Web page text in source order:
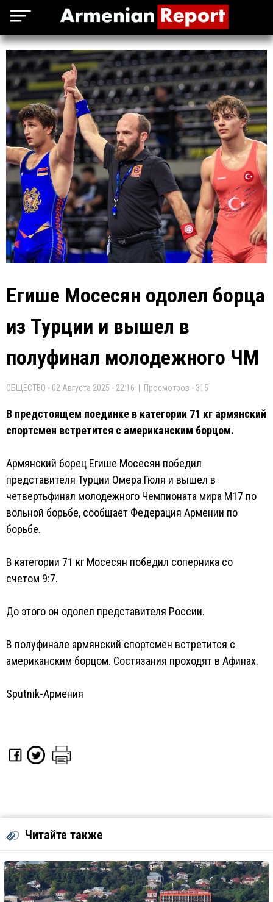
Егише Мосесян одолел борца
из Турции и вышел в
полуфинал молодежного ЧМ
ОБЩЕСТВО - 02 Августа 2025 - 22:16 | Просмотров - 315
В предстоящем поединке в категории 71 кг армянский
спортсмен встретится с американским борцом.
Армянский борец Егише Мосесян победил
представителя Турции Омера Гюля и вышел в
четвертьфинал молодежного Чемпионата мира М17 по
вольной борьбе, сообщает Федерация Армении по
борьбе.
В категории 71 кг Мосесян победил соперника со
счетом 9:7.
До этого он одолел представителя России.
В полуфинале армянский спортсмен встретится с
американским борцом. Состязания проходят в Афинах.
Sputnik-Армения
Читайте также